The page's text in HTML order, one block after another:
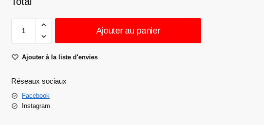
Ajouter au panier
Ajouter à la liste d'envies
Réseaux sociaux
Facebook
Instagram